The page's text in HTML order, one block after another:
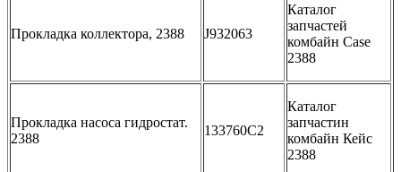
Прокладка коллектора, 2388 J932063
Каталог
запчастей
комбайн Case
2388
Прокладка насоса гидростат.
2388
133760C2
Каталог
запчастин
комбайн Кейс
2388